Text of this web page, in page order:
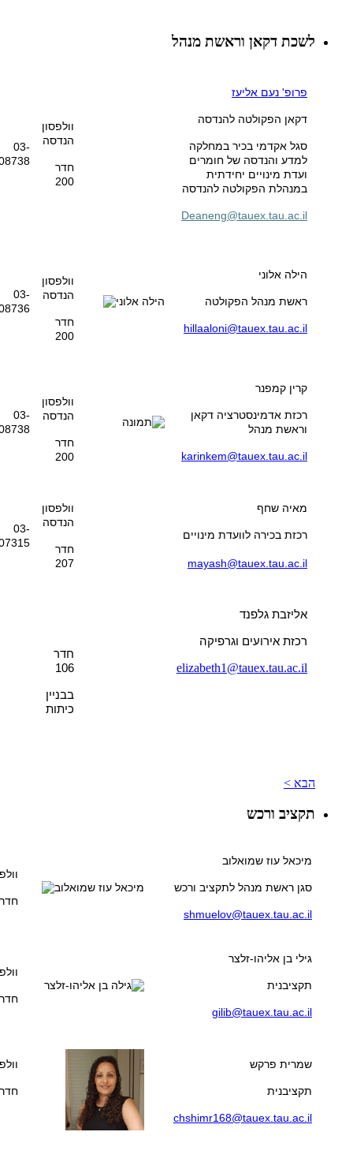
לשכת דקאן וראשת מנהל
פרופ' נעם אליעז
דקאן הפקולטה להנדסה
סגל אקדמי בכיר במחלקה
למדע והנדסה של חומרים
ועדת מינויים יחידתית
במנהלת הפקולטה להנדסה
Deaneng@tauex.tau.ac.il
וולפסון
הנדסה
חדר
200
03-
הילה אלוני
ראשת מנהל הפקולטה
hillaaloni@tauex.tau.ac.il
וולפסון
הנדסה
חדר
200
03-
קרין קמפנר
רכזת אדמינסטרציה דקאן
וראשת מנהל
karinkem@tauex.tau.ac.il
וולפסון
הנדסה
חדר
200
03-
מאיה שחף
רכזת בכירה לוועדת מינויים
mayash@tauex.tau.ac.il
וולפסון
הנדסה
חדר
207
03-
אליזבת גלפנד
רכזת אירועים וגרפיקה
elizabeth1@tauex.tau.ac.il
חדר
106
בבניין
כיתות
הבא >
תקציב ורכש
מיכאל עוז שמואלוב
סגן ראשת מנהל לתקציב ורכש
shmuelov@tauex.tau.ac.il
חדר
גילי בן אליהו-זלצר
תקציבנית
gilib@tauex.tau.ac.il
חדר
שמרית פרקש
תקציבנית
chshimr168@tauex.tau.ac.il
חדר